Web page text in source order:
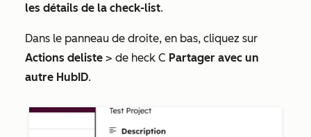
les détails de la check-list.
Dans le panneau de droite, en bas, cliquez sur
Actions deliste > de heck C Partager avec un
autre HubID.